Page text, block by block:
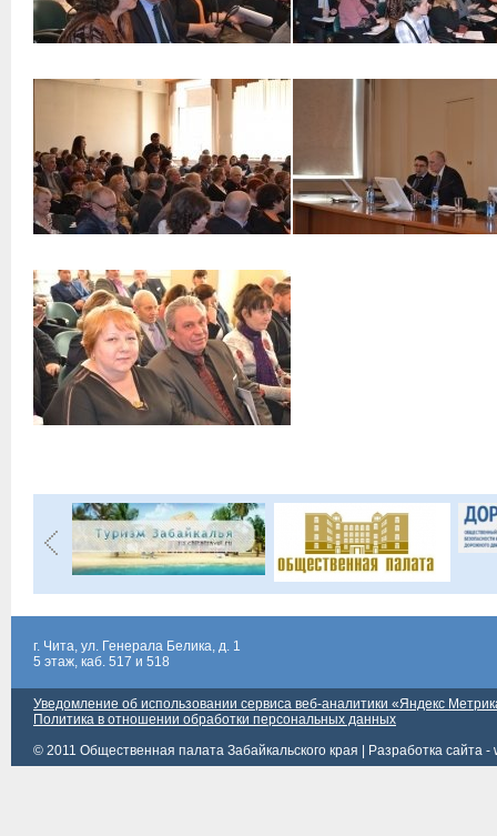
г. Чита, ул. Генерала Белика, д. 1
5 этаж, каб. 517 и 518
Уведомление об использовании сервиса веб-аналитики «Яндекс
Политика в отношении обработки персональных данных
© 2011 Общественная палата Забайкальского края |
Разработка сайта -